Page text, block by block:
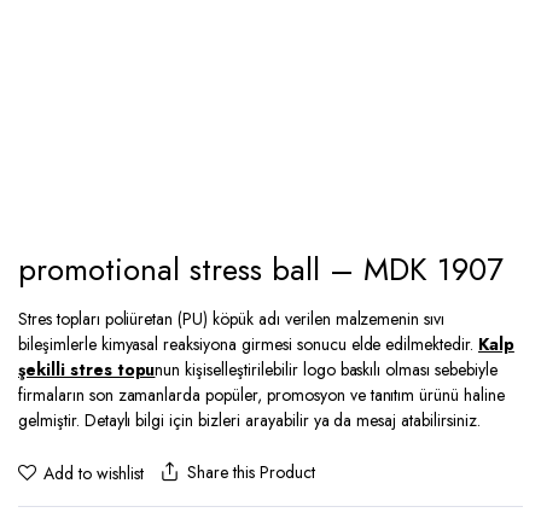
promotional stress ball – MDK 1907
Stres topları poliüretan (PU) köpük adı verilen malzemenin sıvı
bileşimlerle kimyasal reaksiyona girmesi sonucu elde edilmektedir. Kalp
şekilli stres topunun kişiselleştirilebilir logo baskılı olması sebebiyle
firmaların son zamanlarda popüler, promosyon ve tanıtım ürünü haline
gelmiştir. Detaylı bilgi için bizleri arayabilir ya da mesaj atabilirsiniz.
Add to wishlist Share this Product